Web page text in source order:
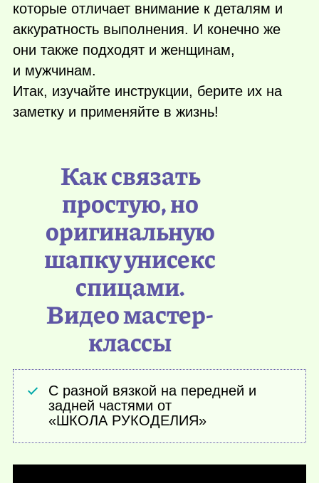
которые отличает внимание к деталям и
аккуратность выполнения. И конечно же
они также подходят и женщинам,
и мужчинам.
Итак, изучайте инструкции, берите их на
заметку и применяйте в жизнь!
Как связать
простую, но
оригинальную
шапку унисекс
спицами.
Видео мастер-
классы
С разной вязкой на передней и
задней частями от
«ШКОЛА РУКОДЕЛИЯ»